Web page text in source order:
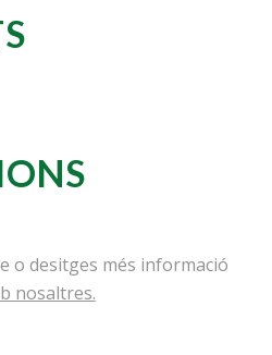
o desitges més informació
nosaltres.